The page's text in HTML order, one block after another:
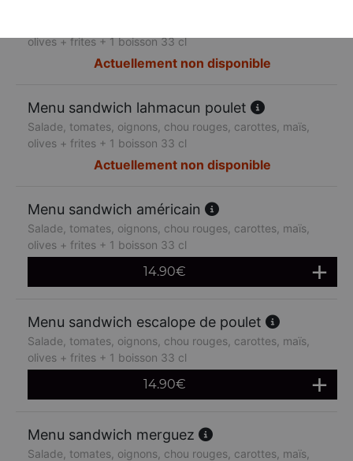
olives + frites + 1 boisson 33 cl
Actuellement non disponible
Menu sandwich lahmacun poulet
Salade, tomates, oignons, chou rouges, carottes, maïs,
olives + frites + 1 boisson 33 cl
Actuellement non disponible
Menu sandwich américain
Salade, tomates, oignons, chou rouges, carottes, maïs,
olives + frites + 1 boisson 33 cl
14.90€
Menu sandwich escalope de poulet
Salade, tomates, oignons, chou rouges, carottes, maïs,
olives + frites + 1 boisson 33 cl
14.90€
Menu sandwich merguez
Salade, tomates, oignons, chou rouges, carottes, maïs,